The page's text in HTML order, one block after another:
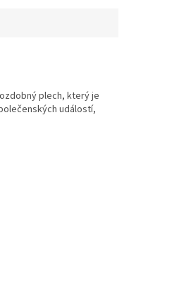
plech, který je
událostí,